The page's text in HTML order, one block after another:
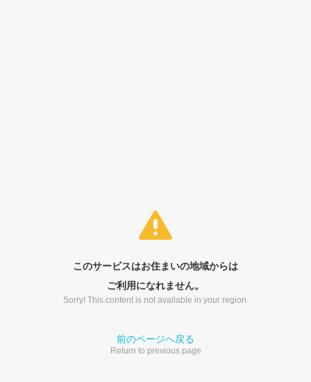
このサービスはお住まいの地域からは
ご利用になれません。
Sorry! This content is not available in your region.
前のページへ戻る
Return to previous page